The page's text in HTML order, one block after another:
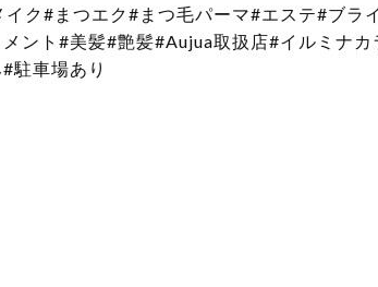
ク#まつエク#まつ毛パーマ#エステ#ブラ
ント#美髪#艶髪#Aujua取扱店#イルミナ
駐車場あり